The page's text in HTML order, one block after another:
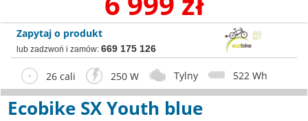
Zapytaj o produkt
lub zadzwoń i zamów: 669 175 126
26 cali 250 W Tylny 522 Wh
Ecobike SX Youth blue